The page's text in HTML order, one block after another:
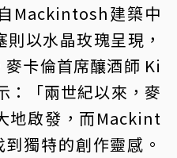
Mackintosh建築中
以水晶玫瑰呈現，
卡倫首席釀酒師 Ki
「兩世紀以來，麥
地啟發，而Mackint
獨特的創作靈感。